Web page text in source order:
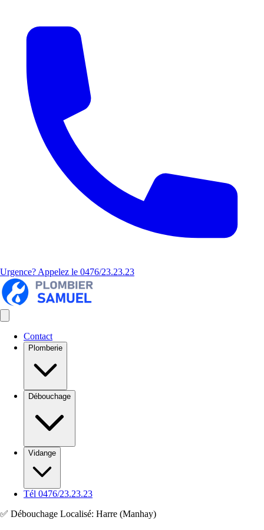
Urgence? Appelez le 0476/23.23.23
Contact
Plomberie
Débouchage
Vidange
Tél 0476/23.23.23
✅ Débouchage Localisé: Harre (Manhay)